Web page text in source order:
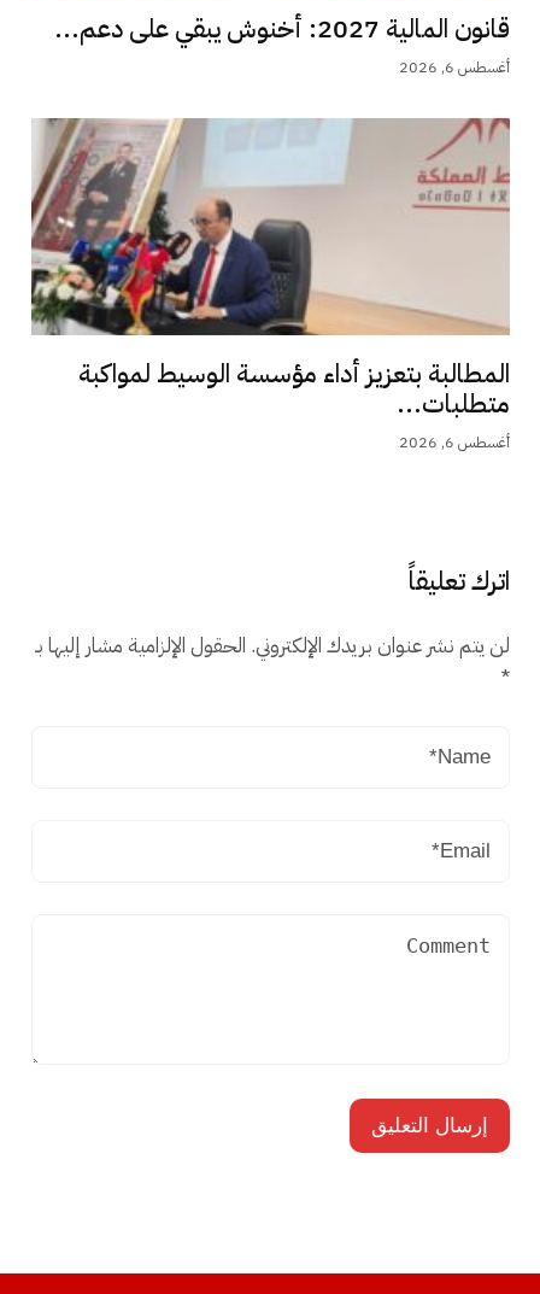
قانون المالية 2027: أخنوش يبقي على دعم...
أغسطس 6, 2026
المطالبة بتعزيز أداء مؤسسة الوسيط لمواكبة
متطلبات...
أغسطس 6, 2026
اترك تعليقاً
لن يتم نشر عنوان بريدك الإلكتروني. الحقول الإلزامية مشار إليها بـ
*